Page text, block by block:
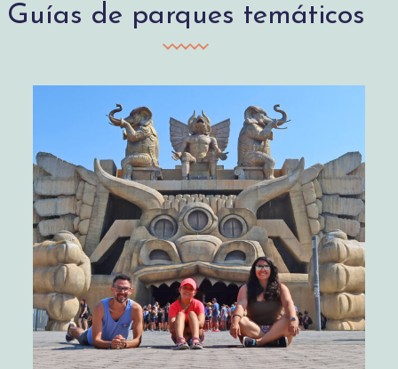
Guías de parques temáticos